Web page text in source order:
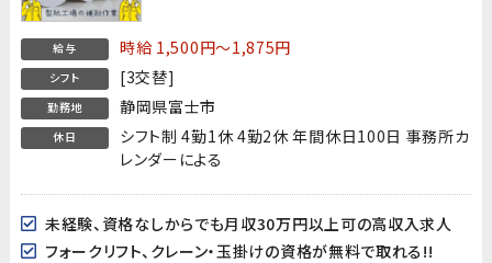
給与 時給 1,500円～1,875円
シフト [3交替]
勤務地 静岡県富士市
休日
シフト制 4勤1休 4勤2休 年間休日100日 事務所カ
レンダーによる
未経験、資格なしからでも月収30万円以上可の高収入求人
フォークリフト、クレーン・玉掛けの資格が無料で取れる!!